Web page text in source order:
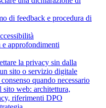
di feedback e procedura di
approfondimenti
la privacy sin dalla
sito o servizio digitale
quando necessario
sito web: architettura,
riferimenti DPO